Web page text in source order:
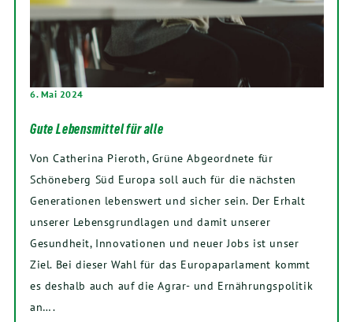
6. Mai 2024
Gute Lebensmittel für alle
Von Catherina Pieroth, Grüne Abgeordnete für
Schöneberg Süd Europa soll auch für die nächsten
Generationen lebenswert und sicher sein. Der Erhalt
unserer Lebensgrundlagen und damit unserer
Gesundheit, Innovationen und neuer Jobs ist unser
Ziel. Bei dieser Wahl für das Europaparlament kommt
es deshalb auch auf die Agrar- und Ernährungspolitik
an….